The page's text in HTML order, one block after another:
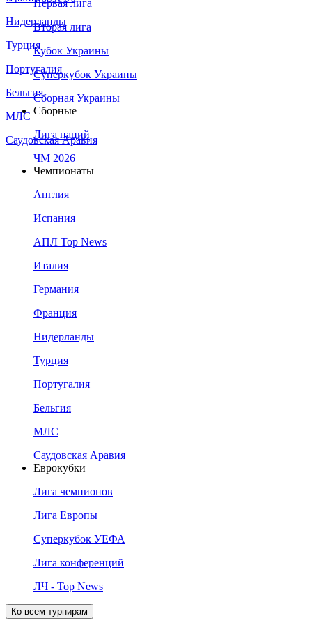
Нидерланды
Турция
Португалия
Бельгия
МЛС
Саудовская Аравия
Первая лига
Вторая лига
Кубок Украины
Суперкубок Украины
Сборная Украины
Сборные
Лига наций
ЧМ 2026
Чемпионаты
Англия
Испания
АПЛ Top News
Италия
Германия
Франция
Нидерланды
Турция
Португалия
Бельгия
МЛС
Саудовская Аравия
Еврокубки
Лига чемпионов
Лига Европы
Суперкубок УЕФА
Лига конференций
ЛЧ - Top News
Ко всем турнирам